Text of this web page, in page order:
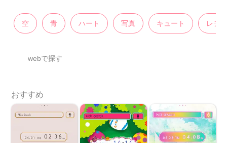
空 青 ハート 写真 キュート レデ
webで探す
おすすめ